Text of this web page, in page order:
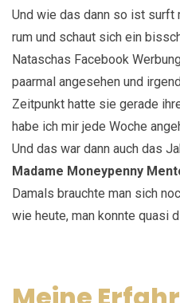
Und wie das dann so ist surft
rum und schaut sich ein
Nataschas Facebook
paarmal angesehen und
Zeitpunkt hatte sie gerade
habe ich mir jede Woche
Und das war dann auch das
Madame Moneypenny
Damals brauchte man sich
wie heute, man konnte quasi